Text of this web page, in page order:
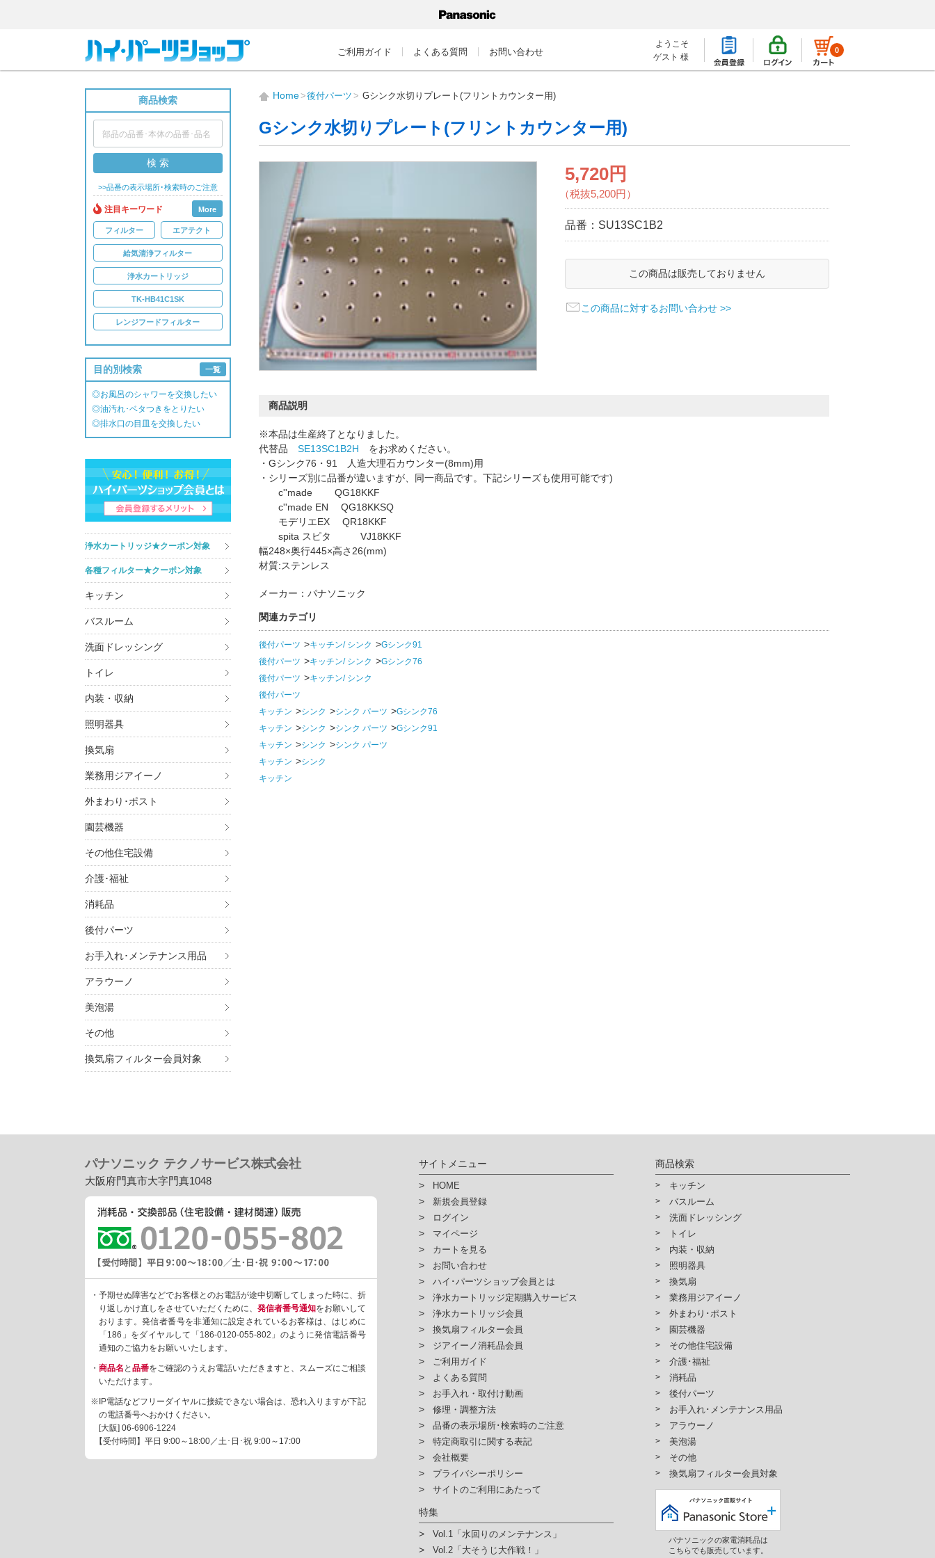
ご利用ガイド よくある質問 お問い合わせ
ようこそ
ゲスト 様
0
商品検索
検 索
>>品番の表示場所･検索時のご注意
注目キーワード More
フィルター エアテクト
給気清浄フィルター
浄水カートリッジ
TK-HB41C1SK
レンジフードフィルター
目的別検索 一覧
◎お風呂のシャワーを交換したい
◎油汚れ･ベタつきをとりたい
◎排水口の目皿を交換したい
浄水カートリッジ★クーポン対象
各種フィルター★クーポン対象
キッチン
バスルーム
洗面ドレッシング
トイレ
内装・収納
照明器具
換気扇
業務用ジアイーノ
外まわり･ポスト
園芸機器
その他住宅設備
介護･福祉
消耗品
後付パーツ
お手入れ･メンテナンス用品
アラウーノ
美泡湯
その他
換気扇フィルター会員対象
Home 後付パーツ Gシンク水切りプレート(フリントカウンター用)
Gシンク水切りプレート(フリントカウンター用)
5,720円
（税抜5,200円）
品番： SU13SC1B2
この商品は販売しておりません
この商品に対するお問い合わせ >>
商品説明
※本品は生産終了となりました。
代替品 SE13SC1B2H をお求めください。
・Gシンク76・91 人造大理石カウンター(8mm)用
・シリーズ別に品番が違いますが、同一商品です。下記シリーズも使用可能です)
c''made QG18KKF
c''made EN QG18KKSQ
モデリエEX QR18KKF
spita スピタ VJ18KKF
幅248×奥行445×高さ26(mm)
材質:ステンレス
メーカー：パナソニック
関連カテゴリ
後付パーツ キッチン/ シンク
Gシンク91
後付パーツ
キッチン/ シンク
Gシンク76
後付パーツ
キッチン/ シンク
後付パーツ
キッチン
シンク シンク パーツ
Gシンク76
キッチン
シンク シンク パーツ
Gシンク91
キッチン
シンク
シンク パーツ
キッチン
シンク
キッチン
パナソニック テクノサービス株式会社
大阪府門真市大字門真1048
・予期せぬ障害などでお客様とのお電話が途中切断してしまった時に、折
り返しかけ直しをさせていただくために、 発信者番号通知をお願いして
おります。発信者番号を非通知に設定されているお客様は、はじめに
「186」をダイヤルして「186-0120-055-802」のように発信電話番号
通知のご協力をお願いいたします。
・ 商品名 と 品番をご確認のうえお電話いただきますと、スムーズにご相談
いただけます。
※IP電話などフリーダイヤルに接続できない場合は、恐れ入りますが下記
の電話番号へおかけください。
[大阪] 06-6906-1224
【受付時間】平日 9:00～18:00／土･日･祝 9:00～17:00
サイトメニュー
HOME
新規会員登録
ログイン
マイページ
カートを見る
お問い合わせ
ハイ･パーツショップ会員とは
浄水カートリッジ定期購入サービス
浄水カートリッジ会員
換気扇フィルター会員
ジアイーノ消耗品会員
ご利用ガイド
よくある質問
お手入れ・取付け動画
修理・調整方法
品番の表示場所･検索時のご注意
特定商取引に関する表記
会社概要
プライバシーポリシー
サイトのご利用にあたって
特集
Vol.1「水回りのメンテナンス」
Vol.2「大そうじ大作戦！」
商品検索
キッチン
バスルーム
洗面ドレッシング
トイレ
内装・収納
照明器具
換気扇
業務用ジアイーノ
外まわり･ポスト
園芸機器
その他住宅設備
介護･福祉
消耗品
後付パーツ
お手入れ･メンテナンス用品
アラウーノ
美泡湯
その他
換気扇フィルター会員対象
パナソニックの家電消耗品は
こちらでも販売しています。